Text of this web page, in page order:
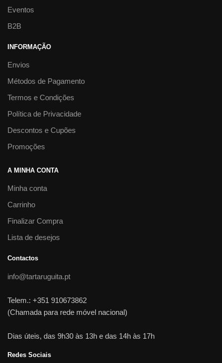
Eventos
B2B
INFORMAÇÃO
Envios
Métodos de Pagamento
Termos e Condições
Política de Privacidade
Descontos e Cupões
Promoções
A MINHA CONTA
Minha conta
Carrinho
Finalizar Compra
Lista de desejos
Contactos
info@tartaruguita.pt
Telem.: +351 910673862
(Chamada para rede móvel nacional)
Dias úteis, das 9h30 às 13h e das 14h às 17h
Redes Sociais